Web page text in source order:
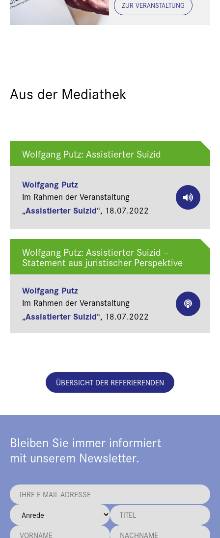
ZUR VERANSTALTUNG
Aus der Mediathek
Wolfgang Putz: Assistierter Suizid
Wolfgang Putz
Im Rahmen der Veranstaltung
„Assistierter Suizid“, 18.07.2022
Wolfgang Putz: Assistierter Suizid –
Statement aus juristischer Perspektive
Wolfgang Putz
Im Rahmen der Veranstaltung
„Assistierter Suizid“, 18.07.2022
ÜBERSICHT DER REFERIERENDEN
Bleiben Sie immer informiert
mit unserem Newsletter.